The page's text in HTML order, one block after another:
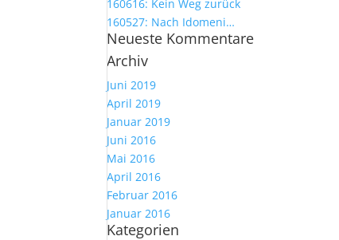
160616: Kein Weg zurück
160527: Nach Idomeni…
Neueste Kommentare
Archiv
Juni 2019
April 2019
Januar 2019
Juni 2016
Mai 2016
April 2016
Februar 2016
Januar 2016
Kategorien